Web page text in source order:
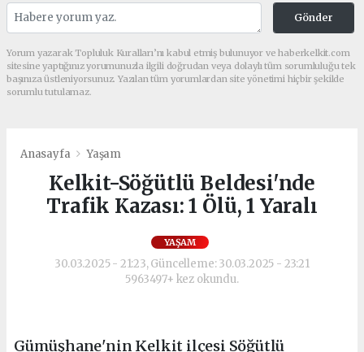
Gönder
Yorum yazarak Topluluk Kuralları’nı kabul etmiş bulunuyor ve haberkelkit.com
sitesine yaptığınız yorumunuzla ilgili doğrudan veya dolaylı tüm sorumluluğu tek
başınıza üstleniyorsunuz. Yazılan tüm yorumlardan site yönetimi hiçbir şekilde
sorumlu tutulamaz.
Anasayfa Yaşam
Kelkit-Söğütlü Beldesi'nde
Trafik Kazası: 1 Ölü, 1 Yaralı
YAŞAM
30.03.2025 - 21:23, Güncelleme: 30.03.2025 - 23:21
5963497+ kez okundu.
Gümüşhane'nin Kelkit ilçesi Söğütlü